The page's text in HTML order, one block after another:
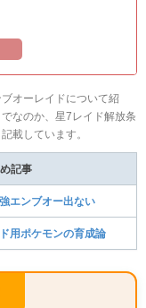
！
オーレイドについて紹
なのか、星7レイド解放条
載しています。
記事
エンブオー出ない
用ポケモンの育成論